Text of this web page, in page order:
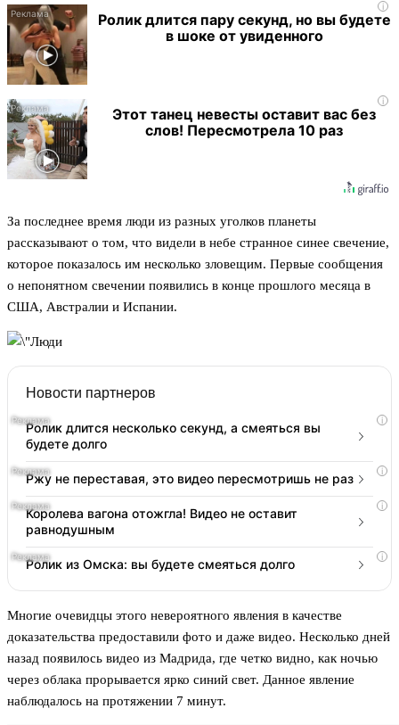
i
Ролик длится пару секунд, но вы будете
в шоке от увиденного
i
Этот танец невесты оставит вас без
слов! Пересмотрела 10 раз
За последнее время люди из разных уголков планеты
рассказывают о том, что видели в небе странное синее свечение,
которое показалось им несколько зловещим. Первые сообщения
о непонятном свечении появились в конце прошлого месяца в
США, Австралии и Испании.
Новости партнеров
i
Ролик длится несколько секунд, а смеяться вы
будете долго
i
Ржу не переставая, это видео пересмотришь не раз
i
Королева вагона отожгла! Видео не оставит
равнодушным
i
Ролик из Омска: вы будете смеяться долго
Многие очевидцы этого невероятного явления в качестве
доказательства предоставили фото и даже видео. Несколько дней
назад появилось видео из Мадрида, где четко видно, как ночью
через облака прорывается ярко синий свет. Данное явление
наблюдалось на протяжении 7 минут.